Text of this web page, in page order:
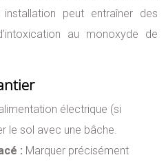
peut entraîner des
au monoxyde de
électrique (si
le sol avec une bâche.
: Marquer précisément